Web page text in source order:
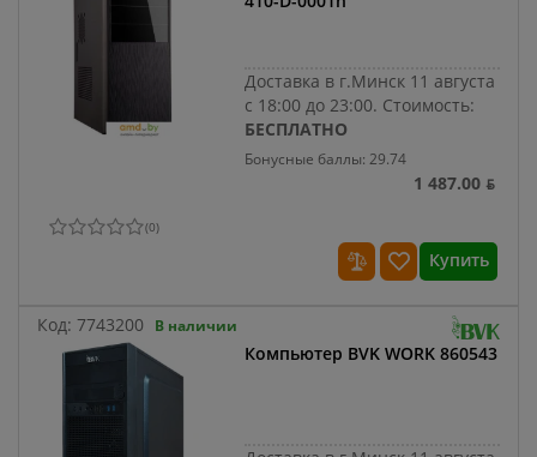
Доставка в г.Минск 11 августа
с 18:00 до 23:00. Стоимость:
БЕСПЛАТНО
Бонусные баллы: 29.74
1 487.00 ƃ
(0)
Купить
Код: 7743200 В наличии
Компьютер BVK WORK 860543